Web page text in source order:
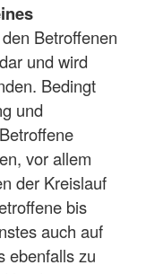
Betroffenen
und wird
Bedingt
und
vor allem
der Kreislauf
bis
auch auf
ebenfalls zu